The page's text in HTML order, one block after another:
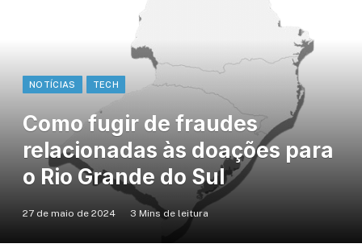
NOTÍCIAS TECH
Como fugir de fraudes
relacionadas às doações para
o Rio Grande do Sul
27 de maio de 2024 3 Mins de leitura